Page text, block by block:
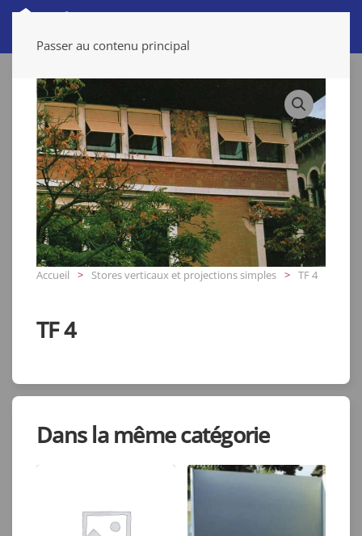
Passer au contenu principal
Accueil Stores verticaux et projections simples TF 4
TF 4
Dans la même catégorie